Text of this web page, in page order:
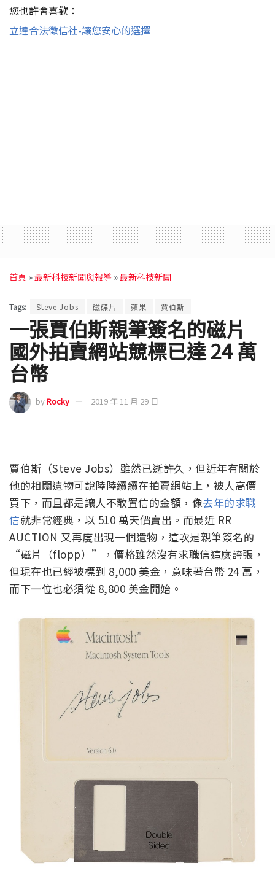
您也許會喜歡：
立達合法徵信社-讓您安心的選擇
首頁 »最新科技新聞與報導 »最新科技新聞
Tags: Steve Jobs 磁碟片 蘋果 賈伯斯
一張賈伯斯親筆簽名的磁片
國外拍賣網站競標已達 24 萬
台幣
byRocky 2019 年 11 月 29 日
賈伯斯（Steve Jobs）雖然已逝許久，但近年有關於
他的相關遺物可說陸陸續續在拍賣網站上，被人高價
買下，而且都是讓人不敢置信的金額，像去年的求職
信就非常經典，以 510 萬天價賣出。而最近 RR
AUCTION 又再度出現一個遺物，這次是親筆簽名的
“磁片（flopp）”，價格雖然沒有求職信這麼誇張，
但現在也已經被標到 8,000 美金，意味著台幣 24 萬，
而下一位也必須從 8,800 美金開始。